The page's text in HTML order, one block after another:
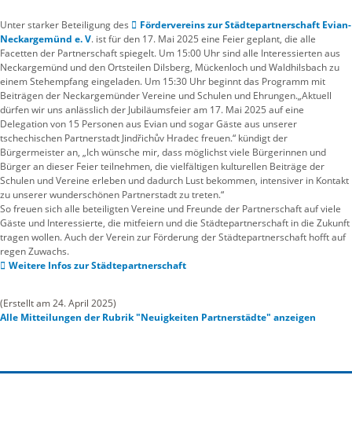
Unter starker Beteiligung des
Fördervereins zur Städtepartnerschaft Evian-
Neckargemünd e. V. ist für den 17. Mai 2025 eine Feier geplant, die alle
Facetten der Partnerschaft spiegelt. Um 15:00 Uhr sind alle Interessierten aus
Neckargemünd und den Ortsteilen Dilsberg, Mückenloch und Waldhilsbach zu
einem Stehempfang eingeladen. Um 15:30 Uhr beginnt das Programm mit
Beiträgen der Neckargemünder Vereine und Schulen und Ehrungen.„Aktuell
dürfen wir uns anlässlich der Jubiläumsfeier am 17. Mai 2025 auf eine
Delegation von 15 Personen aus Evian und sogar Gäste aus unserer
tschechischen Partnerstadt Jindřichův Hradec freuen.“ kündigt der
Bürgermeister an, „Ich wünsche mir, dass möglichst viele Bürgerinnen und
Bürger an dieser Feier teilnehmen, die vielfältigen kulturellen Beiträge der
Schulen und Vereine erleben und dadurch Lust bekommen, intensiver in Kontakt
zu unserer wunderschönen Partnerstadt zu treten.“
So freuen sich alle beteiligten Vereine und Freunde der Partnerschaft auf viele
Gäste und Interessierte, die mitfeiern und die Städtepartnerschaft in die Zukunft
tragen wollen. Auch der Verein zur Förderung der Städtepartnerschaft hofft auf
regen Zuwachs.
Weitere Infos zur Städtepartnerschaft
(Erstellt am 24. April 2025)
Alle Mitteilungen der Rubrik "Neuigkeiten Partnerstädte" anzeigen